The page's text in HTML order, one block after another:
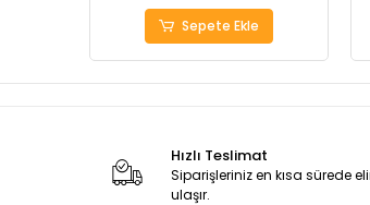
Sepete Ekle
Hızlı Teslimat
Siparişleriniz en kısa sürede
ulaşır.